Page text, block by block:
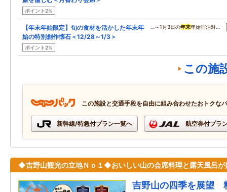
ポイント2%
【年末年始限定】旬の食材を活かした年末年
始の特別創作懐石＜12/28～1/3＞
ポイント2%
…～1月3日の年末年始宿泊対…
この施
この施設と交通手段を自由に組み合わせたおトクな
新幹線/特急付プラン一覧へ 航空券付プラ
◆吉野山観光の立地Ｎｏ１◆おいしい山の会席料理と露天風呂が
吉野山の四季を展望